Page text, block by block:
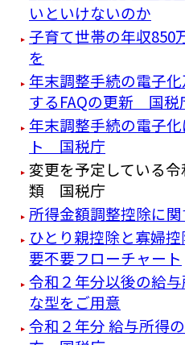
いといけないのか
子育て世帯の年収850
を
年末調整手続の電子
するFAQの更新 国税
年末調整手続の電子
ト 国税庁
変更を予定している
類 国税庁
所得金額調整控除に
ひとり親控除と寡婦
要不要フローチャート
令和２年分以後の給
な型をご用意
令和２年分 給与所得